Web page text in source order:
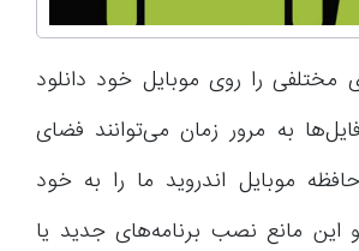
مختلفی را روی موبایل خود دانلود
به مرور زمان می‌توانند فضای
موبایل اندروید ما را به خود
مانع نصب برنامه‌های جدید یا